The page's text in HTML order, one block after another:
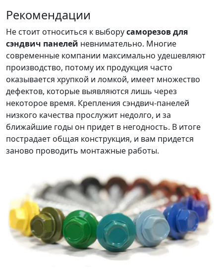
Рекомендации
Не стоит относиться к выборусаморезов для
сэндвич панелей невнимательно. Многие
современные компании максимально удешевляют
производство, потому их продукция часто
оказывается хрупкой и ломкой, имеет множество
дефектов, которые выявляются лишь через
некоторое время. Крепления сэндвич-панелей
низкого качества прослужит недолго, и за
ближайшие годы он придет в негодность. В итоге
пострадает общая конструкция, и вам придется
заново проводить монтажные работы.